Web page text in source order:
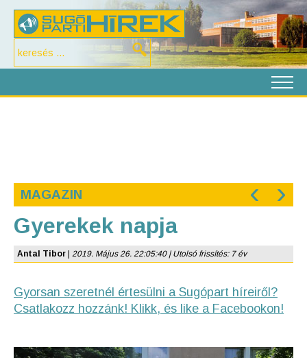
MAGAZIN ‹ ›
Gyerekek napja
Antal Tibor 2019. Május 26. 22:05:40 | Utolsó frissítés: 7 év
Gyorsan szeretnél értesülni a Sugópart híreiről?
Csatlakozz hozzánk! Klikk, és like a Facebookon!